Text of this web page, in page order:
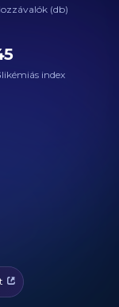
(db)
index